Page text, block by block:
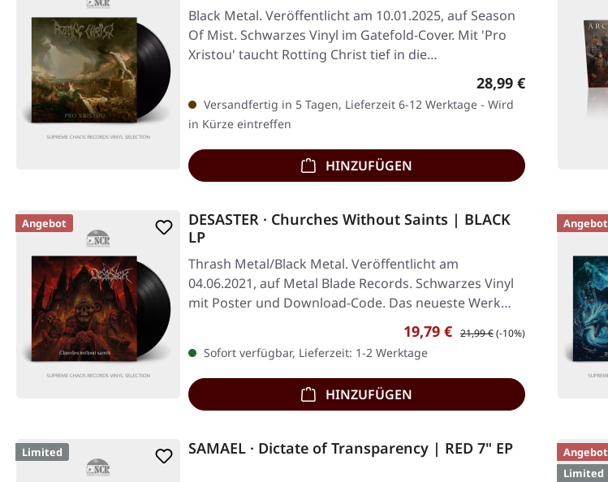
Black Metal. Veröffentlicht am 10.01.2025, auf Season
Of Mist. Schwarzes Vinyl im Gatefold-Cover. Mit 'Pro
Xristou' taucht Rotting Christ tief in die…
Regulärer Preis:
28,99 €
Versandfertig in 5 Tagen, Lieferzeit 6-12 Werktage - Wird
in Kürze eintreffen
HINZUFÜGEN
Angebot
DESASTER · Churches Without Saints | BLACK
LP
Thrash Metal/Black Metal. Veröffentlicht am
04.06.2021, auf Metal Blade Records. Schwarzes Vinyl
mit Poster und Download-Code. Das neueste Werk
Verkaufspreis:
19,79 € Regulärer Preis:
21,99 €(-10%)
Sofort verfügbar, Lieferzeit: 1-2 Werktage
HINZUFÜGEN
Angebot
Limited SAMAEL · Dictate of Transparency | RED 7" EP
Angebot
Limited